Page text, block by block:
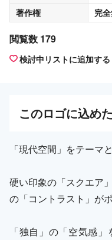
著作権
完
閲覧数 179
検討中リストに追加する
このロゴに込め
「現代空間」をテーマ
硬い印象の「スクエア
の「コントラスト」が
「独自」の「空気感